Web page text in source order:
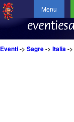
Menu
Eventi-> Sagre-> Italia->